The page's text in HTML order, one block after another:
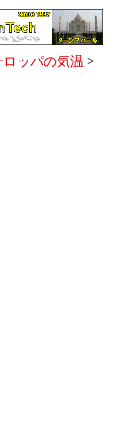
ロッパの気温 >